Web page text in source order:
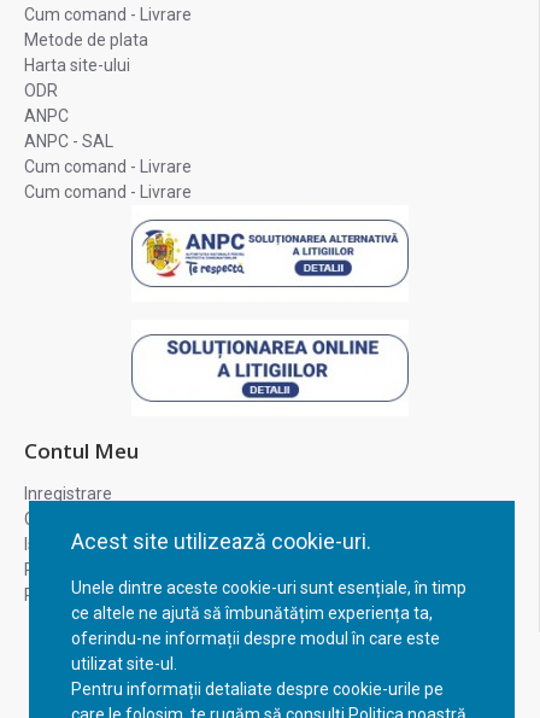
Acest site utilizează cookie-uri.
Unele dintre aceste cookie-uri sunt esențiale, în timp
ce altele ne ajută să îmbunătățim experiența ta,
oferindu-ne informații despre modul în care este
utilizat site-ul.
Pentru informații detaliate despre cookie-urile pe
Cum comand - Livrare
Metode de plata
Harta site-ului
ODR
ANPC
ANPC - SAL
Cum comand - Livrare
Cum comand - Livrare
Contul Meu
Inregistrare
Contul meu
Istoric comenzi
Recuperare parola
Returnare produs